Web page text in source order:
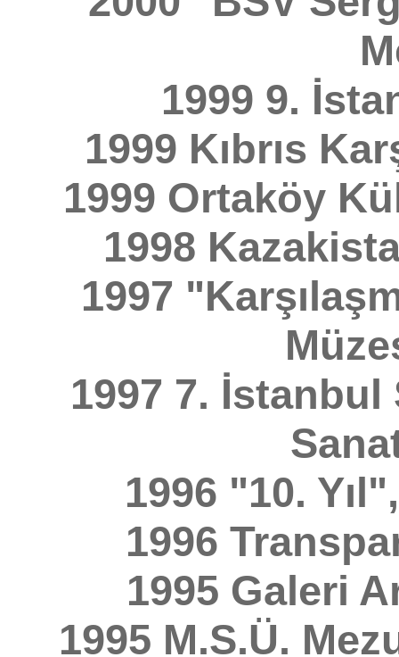
1999 9.
1999 Kıbrıs
1999 Ortaköy
1998
1997
1997 7. İstanbul
1996 "10.
1996
1995 Galeri
1995 M.S.Ü.